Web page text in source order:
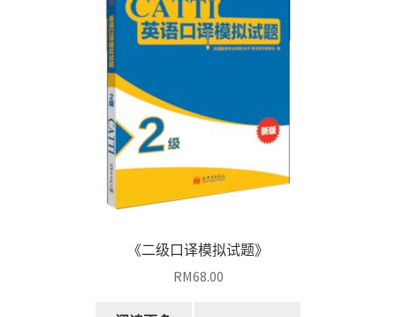
《二级口译模拟试题》
RM68.00